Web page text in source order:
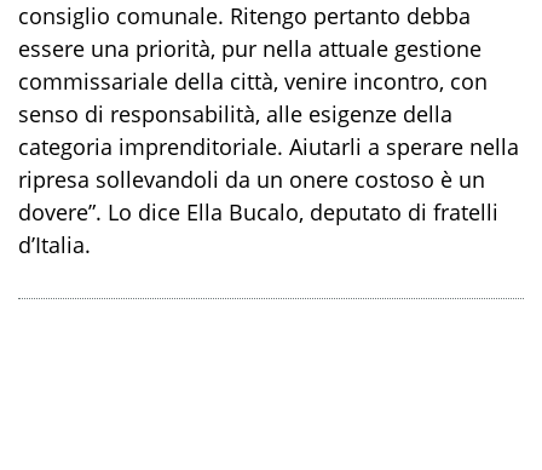
consiglio comunale. Ritengo pertanto debba
essere una priorità, pur nella attuale gestione
commissariale della città, venire incontro, con
senso di responsabilità, alle esigenze della
categoria imprenditoriale. Aiutarli a sperare nella
ripresa sollevandoli da un onere costoso è un
dovere”. Lo dice Ella Bucalo, deputato di fratelli
d’Italia.